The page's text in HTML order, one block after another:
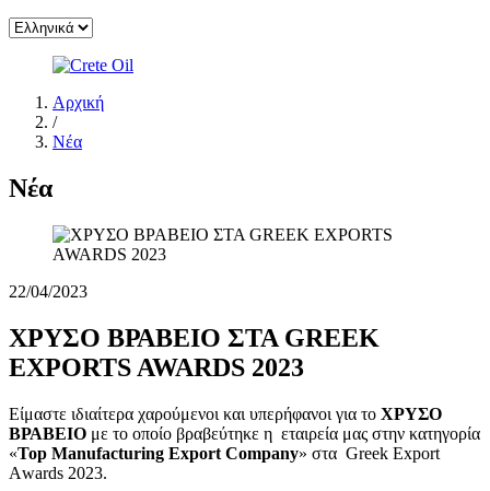
Αρχική
/
Νέα
Νέα
22/04/2023
ΧΡΥΣΟ ΒΡΑΒΕΙΟ ΣΤΑ GREEK
EXPORTS AWARDS 2023
Είμαστε ιδιαίτερα χαρούμενοι και υπερήφανοι για το ΧΡΥΣΟ
ΒΡΑΒΕΙΟ με το οποίο βραβεύτηκε η εταιρεία μας στην κατηγορία
«Top Manufacturing Export Company» στα Greek Export
Αwards 2023.